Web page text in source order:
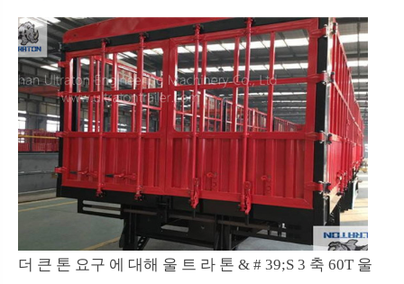
더 큰 톤 요구 에 대해 울 트 라 톤 & # 39;S 3 축 60T 울